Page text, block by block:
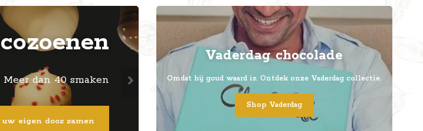
Meer dan 40 smaken
uw eigen doos samen
Vaderdag chocolade
Omdat hij goud waard is. Ontdek onze Vaderdag collectie.
Shop Vaderdag